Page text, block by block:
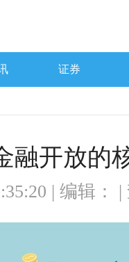
证券
融开放的
| 编辑：